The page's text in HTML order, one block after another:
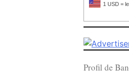
1 USD =
Profil de